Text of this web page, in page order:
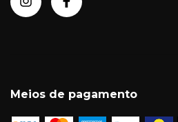
Meios de pagamento